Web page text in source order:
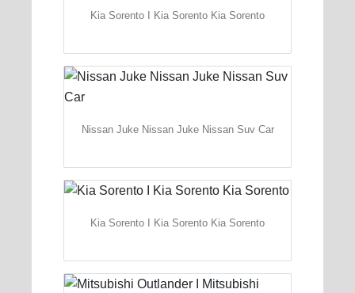
Kia Sorento I Kia Sorento Kia Sorento
Nissan Juke Nissan Juke Nissan Suv Car
Kia Sorento I Kia Sorento Kia Sorento